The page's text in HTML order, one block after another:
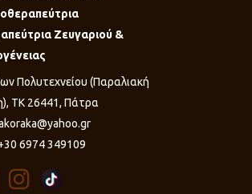
Ζευγαριού &
Πολυτεχνείου (Παραλιακή
ΤΚ 26441, Πάτρα
6974 349109